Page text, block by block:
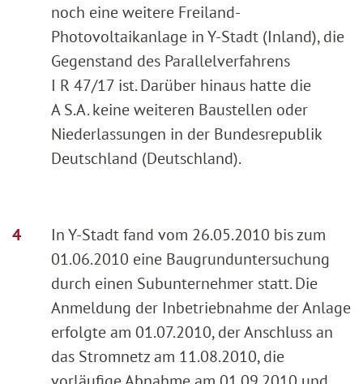
noch eine weitere Freiland-
Photovoltaikanlage in Y-Stadt (Inland), die
Gegenstand des Parallelverfahrens
I R 47/17 ist. Darüber hinaus hatte die
A S.A. keine weiteren Baustellen oder
Niederlassungen in der Bundesrepublik
Deutschland (Deutschland).
In Y-Stadt fand vom 26.05.2010 bis zum
01.06.2010 eine Baugrunduntersuchung
durch einen Subunternehmer statt. Die
Anmeldung der Inbetriebnahme der Anlage
erfolgte am 01.07.2010, der Anschluss an
das Stromnetz am 11.08.2010, die